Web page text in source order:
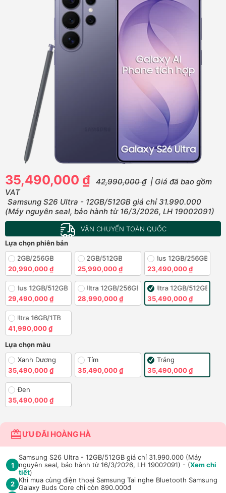
35,490,000 ₫ 42,990,000 ₫ | Giá đã bao gồm
VAT
Samsung S26 Ultra - 12GB/512GB giá chỉ 31.990.000
(Máy nguyên seal, bảo hành từ 16/3/2026, LH 19002091)
VẬN CHUYỂN TOÀN QUỐC
Lựa chọn phiên bản
12GB/256GB
20,990,000 ₫
S26 12GB/512GB
25,990,000 ₫
S26 Plus 12GB/256GB
23,490,000 ₫
Plus 12GB/512GB
29,490,000 ₫
S26 Ultra 12GB/256GB
28,990,000 ₫
S26 Ultra 12GB/512GB
35,490,000 ₫
Ultra 16GB/1TB
41,990,000 ₫
Lựa chọn màu
Xanh Dương
35,490,000 ₫
Tím
35,490,000 ₫
Trắng
35,490,000 ₫
Đen
35,490,000 ₫
ƯU ĐÃI HOÀNG HÀ
1
Samsung S26 Ultra - 12GB/512GB giá chỉ 31.990.000 (Máy
nguyên seal, bảo hành từ 16/3/2026, LH 19002091) - (Xem chi
tiết)
2 Khi mua cùng điện thoại Samsung Tai nghe Bluetooth Samsung
Galaxy Buds Core chỉ còn 890.000đ